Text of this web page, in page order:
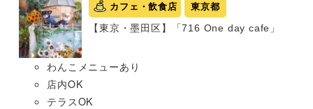
カフェ・飲食店 東京都
【東京・墨田区】「716 One day cafe」
わんこメニューあり
店内OK
テラスOK